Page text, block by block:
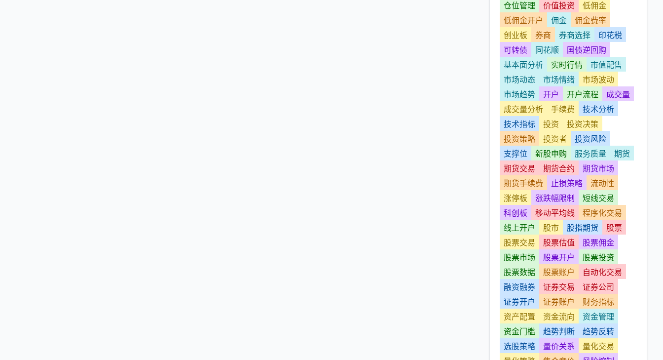
仓位管理
价值投资
低佣金
低佣金开户
佣金
佣金费率
创业板
券商 券商选择
印花税
可转债
同花顺
国债逆回购
基本面分析
实时行情
市值配售
市场动态
市场情绪
市场波动
市场趋势
开户 开户流程
成交量
成交量分析
手续费
技术分析
技术指标
投资
投资决策
投资策略
投资者
投资风险
支撑位
新股申购 服务质量
期货
期货交易
期货合约
期货市场
期货手续费
止损策略
流动性
涨停板
涨跌幅限制
短线交易
科创板
移动平均线
程序化交易
线上开户
股市 股指期货
股票
股票交易
股票估值
股票佣金
股票市场
股票开户
股票投资
股票数据
股票账户
自动化交易
融资融券
证券交易
证券公司
证券开户
证券账户
财务指标
资产配置
资金流向
资金管理
资金门槛
趋势判断
趋势反转
选股策略
量价关系
量化交易